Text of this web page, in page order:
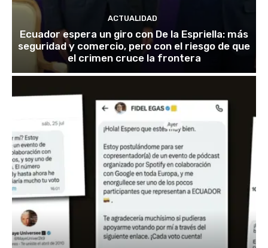
ACTUALIDAD
Ecuador espera un giro con De la Espriella: más
seguridad y comercio, pero con el riesgo de que
el crimen cruce la frontera